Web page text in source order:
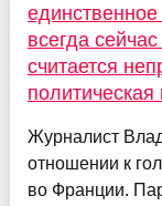
всегда
считается
политическая
Журналист
отношении к
во Франции.